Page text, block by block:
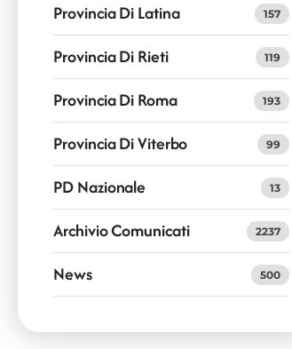
Provincia Di Latina 157
Provincia Di Rieti 119
Provincia Di Roma 193
Provincia Di Viterbo 99
PD Nazionale 13
Archivio Comunicati 2237
News 500